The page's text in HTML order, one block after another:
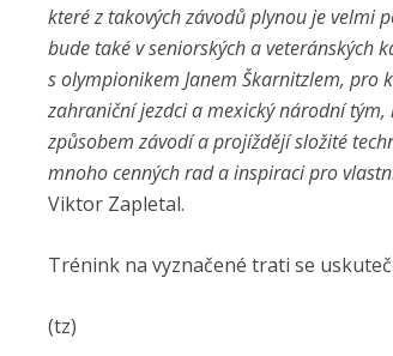
které z takových závodů plynou je velmi
bude také v seniorských a veteránských
s olympionikem Janem Škarnitzlem, pro
zahraniční jezdci a mexický národní
způsobem závodí a projíždějí složité
mnoho cenných rad a inspiraci pro
Viktor Zapletal.
Trénink na vyznačené trati se
(tz)